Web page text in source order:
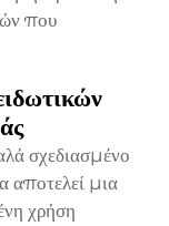
που
σχεδιασμένο
αποτελεί μια
χρήση